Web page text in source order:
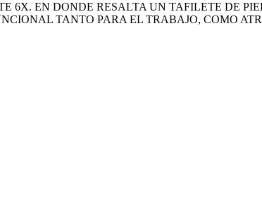
6X. EN DONDE RESALTA UN TAFILETE DE
TANTO PARA EL TRABAJO, COMO